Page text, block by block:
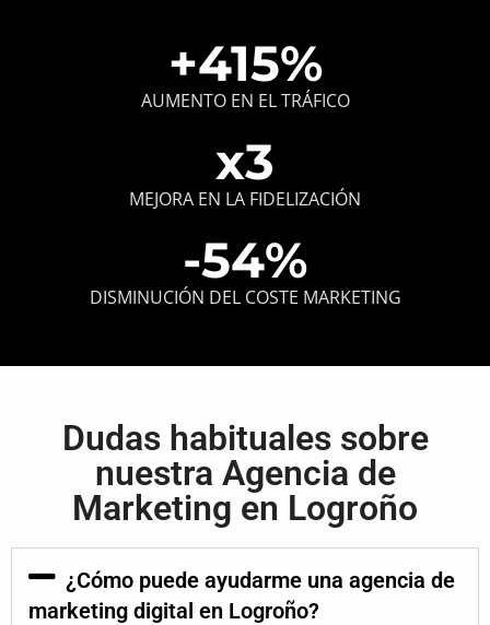
AUMENTO EN EL TRÁFICO
+416%
MEJORA EN LA FIDELIZACIÓN
x4
DISMINUCIÓN DEL COSTE MARKETING
-55%
Dudas habituales sobre
nuestra Agencia de
Marketing en Logroño
¿Cómo puede ayudarme una agencia de
marketing digital en Logroño?